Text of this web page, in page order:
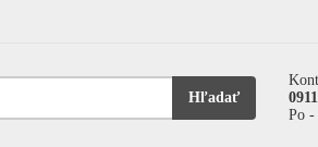
Hľadať
Po -